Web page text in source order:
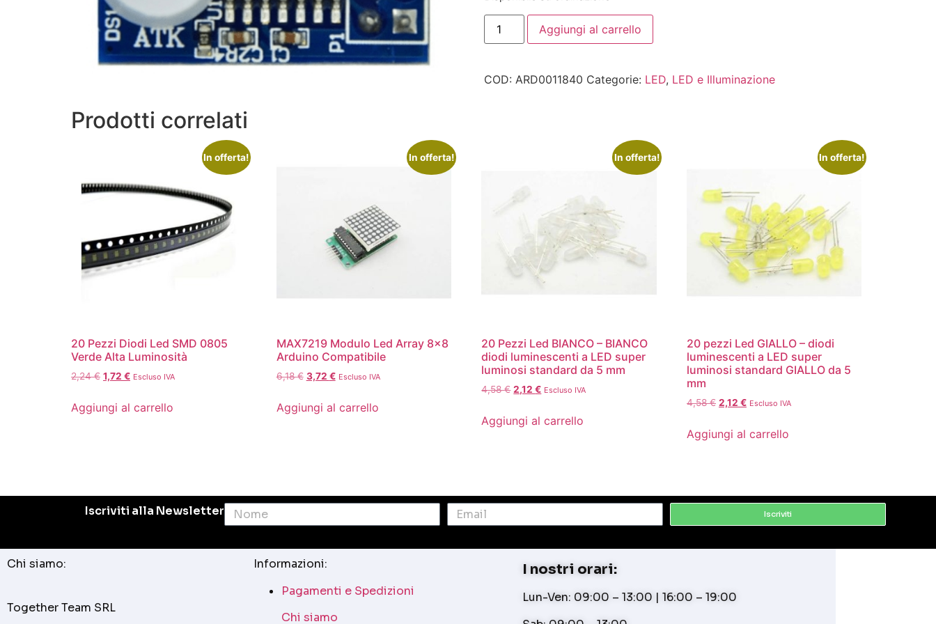
Aggiungi al carrello
COD: ARD0011840 Categorie: LED, LED e Illuminazione
Prodotti correlati
In offerta!
20 Pezzi Diodi Led SMD 0805
Verde Alta Luminosità
2,24€ 1,72 € Escluso IVA
Aggiungi al carrello
In offerta!
MAX7219 Modulo Led Array 8×8
Arduino Compatibile
6,18€ 3,72 € Escluso IVA
Aggiungi al carrello
In offerta!
20 Pezzi Led BIANCO – BIANCO
diodi luminescenti a LED super
luminosi standard da 5 mm
4,58€ 2,12€ Escluso IVA
Aggiungi al carrello
In offerta!
20 pezzi Led GIALLO – diodi
luminescenti a LED super
luminosi standard GIALLO da 5
mm
4,58€ 2,12€ Escluso IVA
Aggiungi al carrello
Iscriviti alla Newsletter Iscriviti
Chi siamo:
Together Team SRL
Informazioni:
Pagamenti e Spedizioni
Chi siamo
I nostri orari:
Lun-Ven: 09:00 – 13:00 | 16:00 – 19:00